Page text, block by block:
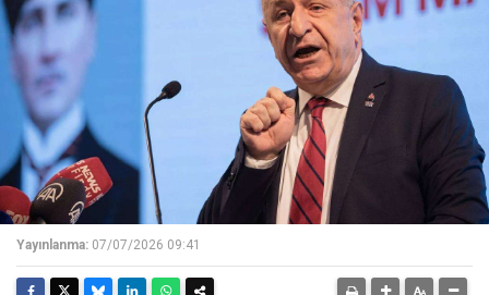
Yayınlanma: 07/07/2026 09:41